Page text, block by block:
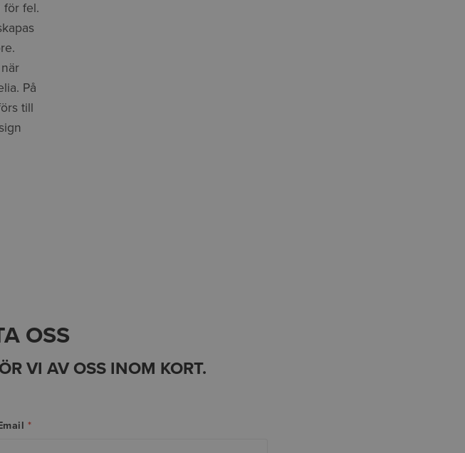
för fel.
På
till
OSS
VI AV OSS INOM KORT.
*